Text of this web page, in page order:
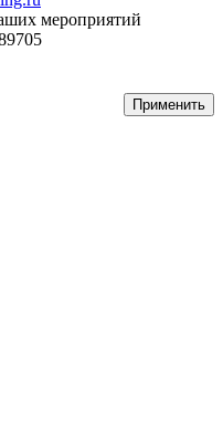
мероприятий
Применить